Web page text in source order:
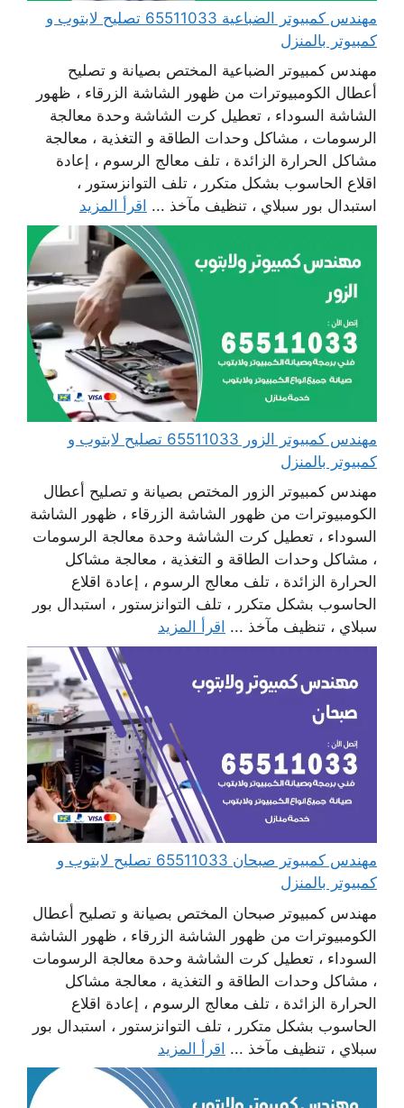
مهندس كمبيوتر الضباعية 65511033 تصليح لابتوب و
كمبيوتر بالمنزل
مهندس كمبيوتر الضباعية المختص بصيانة و تصليح
أعطال الكومبيوترات من ظهور الشاشة الزرقاء ، ظهور
الشاشة السوداء ، تعطيل كرت الشاشة وحدة معالجة
الرسومات ، مشاكل وحدات الطاقة و التغذية ، معالجة
مشاكل الحرارة الزائدة ، تلف معالج الرسوم ، إعادة
اقلاع الحاسوب بشكل متكرر ، تلف التوانزستور ،
استبدال بور سبلاي ، تنظيف مآخذ ... اقرأ المزيد
مهندس كمبيوتر الزور 65511033 تصليح لابتوب و
كمبيوتر بالمنزل
مهندس كمبيوتر الزور المختص بصيانة و تصليح أعطال
الكومبيوترات من ظهور الشاشة الزرقاء ، ظهور الشاشة
السوداء ، تعطيل كرت الشاشة وحدة معالجة الرسومات
، مشاكل وحدات الطاقة و التغذية ، معالجة مشاكل
الحرارة الزائدة ، تلف معالج الرسوم ، إعادة اقلاع
الحاسوب بشكل متكرر ، تلف التوانزستور ، استبدال بور
سبلاي ، تنظيف مآخذ ... اقرأ المزيد
مهندس كمبيوتر صبحان 65511033 تصليح لابتوب و
كمبيوتر بالمنزل
مهندس كمبيوتر صبحان المختص بصيانة و تصليح أعطال
الكومبيوترات من ظهور الشاشة الزرقاء ، ظهور الشاشة
السوداء ، تعطيل كرت الشاشة وحدة معالجة الرسومات
، مشاكل وحدات الطاقة و التغذية ، معالجة مشاكل
الحرارة الزائدة ، تلف معالج الرسوم ، إعادة اقلاع
الحاسوب بشكل متكرر ، تلف التوانزستور ، استبدال بور
سبلاي ، تنظيف مآخذ ... اقرأ المزيد